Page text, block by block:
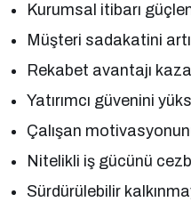
Kurumsal itibarı
Müşteri sadakatini
Rekabet avantajı
Yatırımcı güvenini
Çalışan
Nitelikli iş gücünü
Sürdürülebilir